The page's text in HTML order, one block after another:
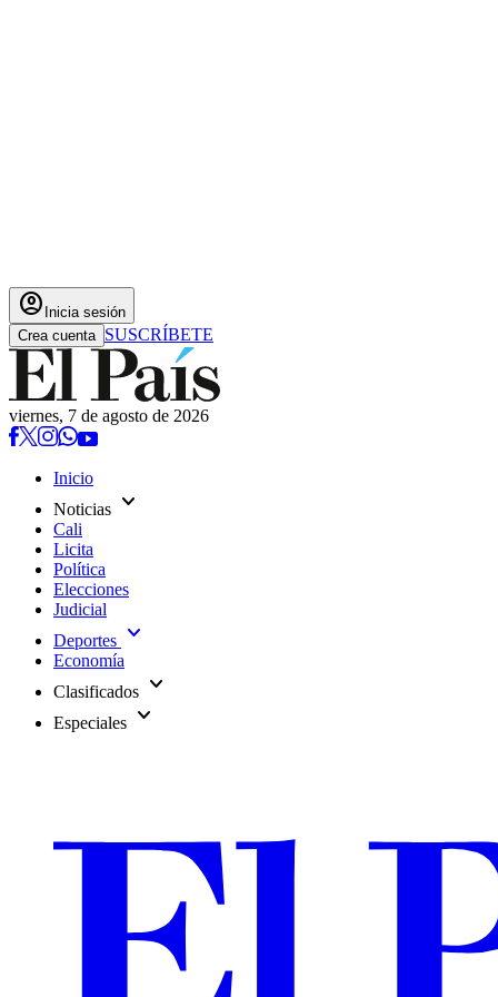
account_circle Inicia sesión
Crea cuenta SUSCRÍBETE
viernes, 7 de agosto de 2026
Inicio
Noticias expand_more
Cali
Licita
Política
Elecciones
Judicial
Deportes expand_more
Economía
Clasificados expand_more
Especiales expand_more